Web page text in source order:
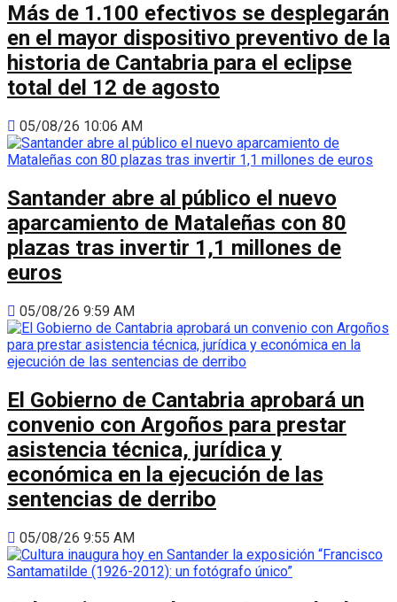
Más de 1.100 efectivos se desplegarán
en el mayor dispositivo preventivo de la
historia de Cantabria para el eclipse
total del 12 de agosto
05/08/26 10:06 AM
Santander abre al público el nuevo
aparcamiento de Mataleñas con 80
plazas tras invertir 1,1 millones de
euros
05/08/26 9:59 AM
El Gobierno de Cantabria aprobará un
convenio con Argoños para prestar
asistencia técnica, jurídica y
económica en la ejecución de las
sentencias de derribo
05/08/26 9:55 AM